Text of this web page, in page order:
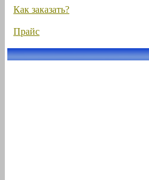
Как заказать?
Прайс